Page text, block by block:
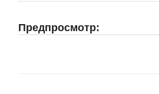
Предпросмотр: